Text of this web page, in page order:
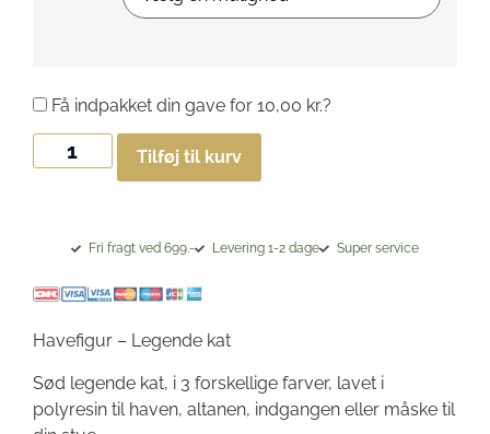
Tilføj til kurv
Få indpakket din gave for 10,00 kr.?
Fri fragt ved 699.- Levering 1-2 dage Super service
Havefigur – Legende kat
Sød legende kat, i 3 forskellige farver, lavet i
polyresin til haven, altanen, indgangen eller måske til